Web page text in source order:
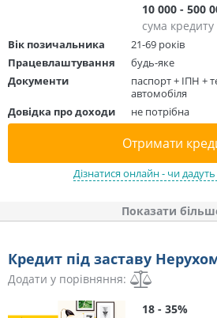
10 000 - 500
сума кредиту
Вік позичальника
21-69 років
Працевлаштування
будь-яке
Документи
паспорт + ІПН +
автомобіля
Довідка про доходи
не потрібна
Отримати
Дізнатися онлайн - чи
Показати
Кредит під заставу
Додати у порівняння:
18 - 35%